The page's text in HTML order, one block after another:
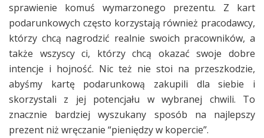
sprawienie komuś wymarzonego prezentu. Z kart
podarunkowych często korzystają również pracodawcy,
którzy chcą nagrodzić realnie swoich pracowników, a
także wszyscy ci, którzy chcą okazać swoje dobre
intencje i hojność. Nic też nie stoi na przeszkodzie,
abyśmy kartę podarunkową zakupili dla siebie i
skorzystali z jej potencjału w wybranej chwili. To
znacznie bardziej wyszukany sposób na najlepszy
prezent niż wręczanie “pieniędzy w kopercie”.